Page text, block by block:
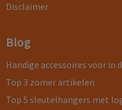
Disclaimer
Blog
Handige accessoires voor in
Top 3 zomer artikelen
Top 5 sleutelhangers met